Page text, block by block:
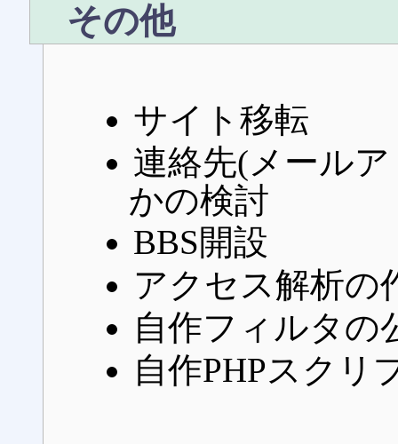
その他
サイト移転
連絡先(メール
かの検討
BBS開設
アクセス解析の
自作フィルタの
自作PHPスクリ